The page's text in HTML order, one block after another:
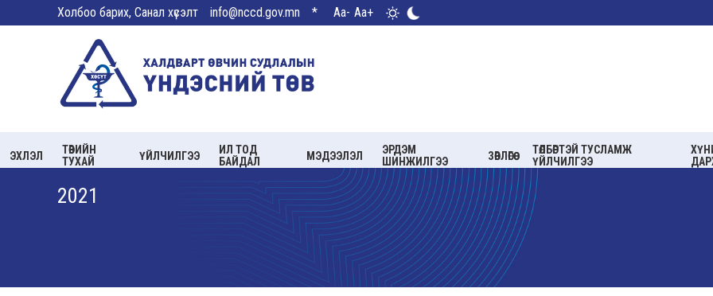
Холбоо барих, Санал хүсэлт info@nccd.gov.mn * Aa- Aa+
ЭХЛЭЛ
ТӨВИЙН
ТУХАЙ
ҮЙЛЧИЛГЭЭ
ИЛ ТОД
БАЙДАЛ
МЭДЭЭЛЭЛ
ЭРДЭМ
ШИНЖИЛГЭЭ
ЗӨВЛӨГӨӨ
ТӨЛБӨРТЭЙ ТУСЛАМЖ
ҮЙЛЧИЛГЭЭ
2021